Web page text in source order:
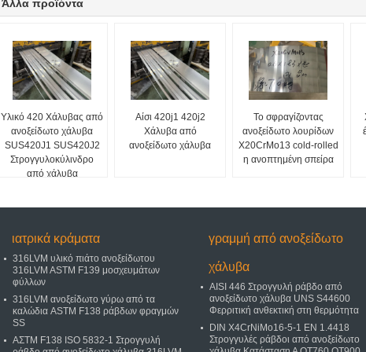
Άλλα προϊόντα
Υλικό 420 Χάλυβας από
ανοξείδωτο χάλυβα
SUS420J1 SUS420J2
Στρογγυλοκύλινδρο
από χάλυβα
Αίσι 420j1 420j2
Χάλυβα από
ανοξείδωτο χάλυβα
Το σφραγίζοντας
ανοξείδωτο λουρίδων
X20CrMo13 cold-rolled
η ανοπτημένη σπείρα
ιατρικά κράματα
316LVM υλικό πιάτο ανοξείδωτου
316LVM ASTM F139 μοσχευμάτων
φύλλων
316LVM ανοξείδωτο γύρω από τα
καλώδια ASTM F138 ράβδων φραγμών
SS
ΑΣTM F138 ISO 5832-1 Στρογγυλή
γραμμή από ανοξείδωτο
χάλυβα
AISI 446 Στρογγυλή ράβδο από
ανοξείδωτο χάλυβα UNS S44600
Φερριτική ανθεκτική στη θερμότητα
DIN X4CrNiMo16-5-1 EN 1.4418
Στρογγυλές ράβδοι από ανοξείδωτο